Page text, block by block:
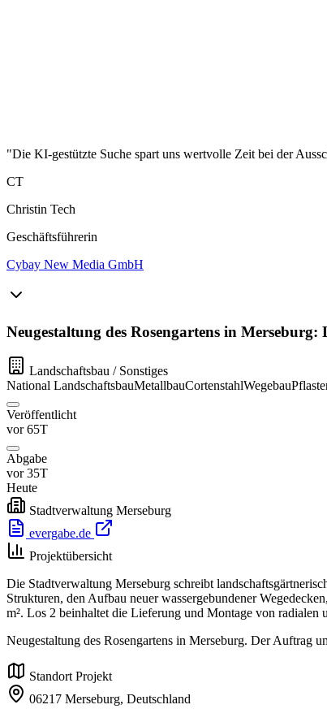
"Die KI-gestützte Suche spart uns wertvolle Zeit bei der
CT
Christin Tech
Geschäftsführerin
Cybay New Media GmbH
Neugestaltung des Rosengartens in
Landschaftsbau / Sonstiges
National LandschaftsbauMetallbauCortenstahlWegebau
Veröffentlicht
vor 65T
Abgabe
vor 35T
Heute
Stadtverwaltung Merseburg
evergabe.de
Projektübersicht
Die Stadtverwaltung Merseburg schreibt
Strukturen, den Aufbau neuer wassergebundener
m². Los 2 beinhaltet die Lieferung und Montage von
Neugestaltung des Rosengartens in Merseburg. Der Auftrag
Standort Projekt
06217 Merseburg, Deutschland